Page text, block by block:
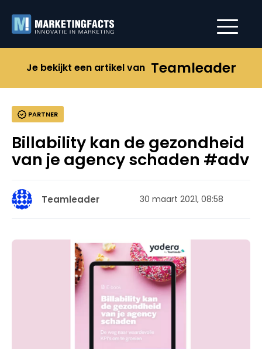
Je bekijkt een artikel van Teamleader
PARTNER
Billability kan de gezondheid
van je agency schaden #adv
Teamleader 30 maart 2021, 08:58